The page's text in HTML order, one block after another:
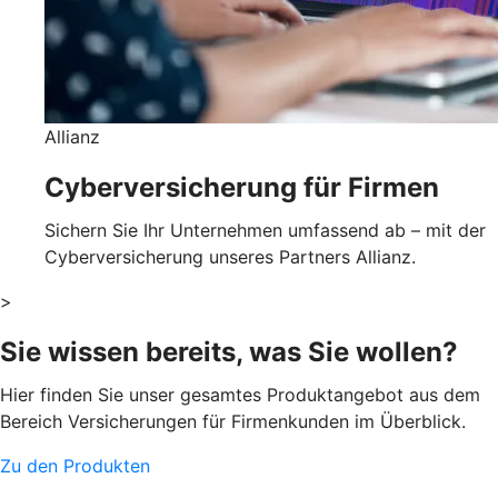
Allianz
Cyberversicherung für Firmen
Sichern Sie Ihr Unternehmen umfassend ab – mit der
Cyberversicherung unseres Partners Allianz.
>
Sie wissen bereits, was Sie wollen?
Hier finden Sie unser gesamtes Produktangebot aus dem
Bereich Versicherungen für Firmenkunden im Überblick.
Zu den Produkten